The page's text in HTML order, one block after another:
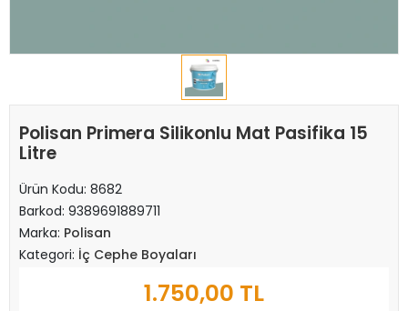
Polisan Primera Silikonlu Mat Pasifika 15
Litre
Ürün Kodu: 8682
Barkod: 9389691889711
Marka: Polisan
Kategori: İç Cephe Boyaları
1.750,00 TL